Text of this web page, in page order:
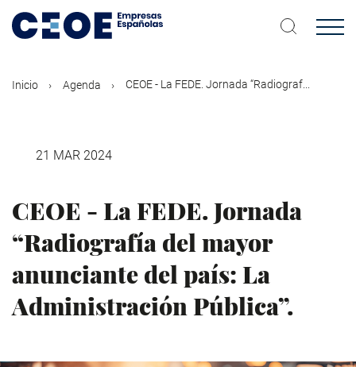
contenido
Inicio Agenda CEOE - La FEDE. Jornada “Radiograf...
21 MAR 2024
CEOE - La FEDE. Jornada
“Radiografía del mayor
anunciante del país: La
Administración Pública”.